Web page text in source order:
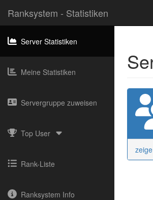
Ranksystem - Statistiken
Server Statistiken
Meine Statistiken
Servergruppe zuweisen
Top User
Rank-Liste
Ranksystem Info